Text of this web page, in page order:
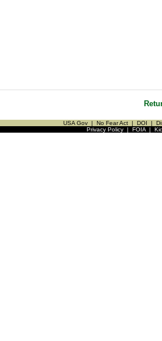
USA Gov | No Fear Act | DOI |
Privacy Policy| FOIA|